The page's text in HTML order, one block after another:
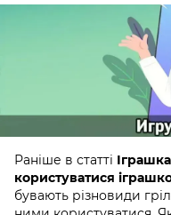
Раніше в статті
користуватися
бувають різновиди